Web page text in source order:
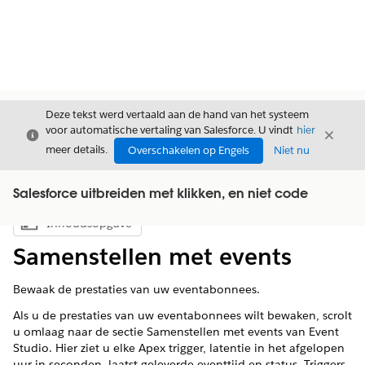
Sluiten
Deze tekst werd vertaald aan de hand van het systeem
voor automatische vertaling van Salesforce. U vindt hier
meer details.
Overschakelen op Engels Niet nu
Sluiten
Salesforce uitbreiden met klikken, en niet code
Inhoudsopgave weergeven
Inhoudsopgave
Samenstellen met events
Bewaak de prestaties van uw eventabonnees.
Als u de prestaties van uw eventabonnees wilt bewaken, scrolt
u omlaag naar de sectie Samenstellen met events van Event
Studio. Hier ziet u elke Apex trigger, latentie in het afgelopen